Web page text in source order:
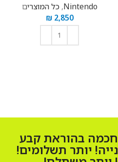
Nintendo
,כל המוצרים
₪2,850
חכמה בהוראת קבע
יותר תשלומים!